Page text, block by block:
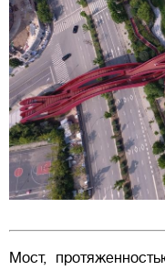
Мост,